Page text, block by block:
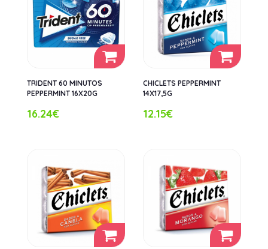
TRIDENT 60 MINUTOS
PEPPERMINT 16X20G
16.24€
CHICLETS PEPPERMINT
14X17,5G
12.15€